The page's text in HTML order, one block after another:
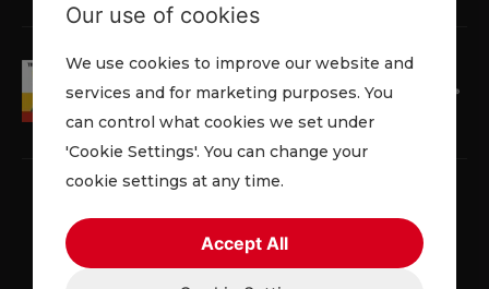
Política de privacidad
Our use of cookies
We use cookies to improve our website and
services and for marketing purposes. You
can control what cookies we set under
'Cookie Settings'. You can change your
cookie settings at any time.
Accept All